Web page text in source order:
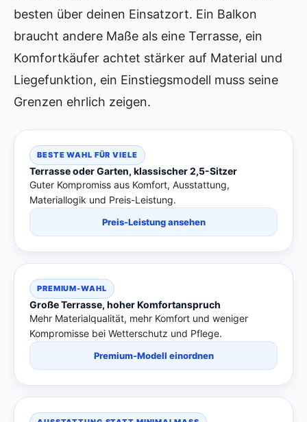
besten über deinen Einsatzort. Ein Balkon
braucht andere Maße als eine Terrasse, ein
Komfortkäufer achtet stärker auf Material und
Liegefunktion, ein Einstiegsmodell muss seine
Grenzen ehrlich zeigen.
BESTE WAHL FÜR VIELE
Terrasse oder Garten, klassischer 2,5-Sitzer
Guter Kompromiss aus Komfort, Ausstattung,
Materiallogik und Preis-Leistung.
Preis-Leistung ansehen
PREMIUM-WAHL
Große Terrasse, hoher Komfortanspruch
Mehr Materialqualität, mehr Komfort und weniger
Kompromisse bei Wetterschutz und Pflege.
Premium-Modell einordnen